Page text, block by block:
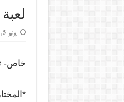
يونيو 5, 2018
خاص-